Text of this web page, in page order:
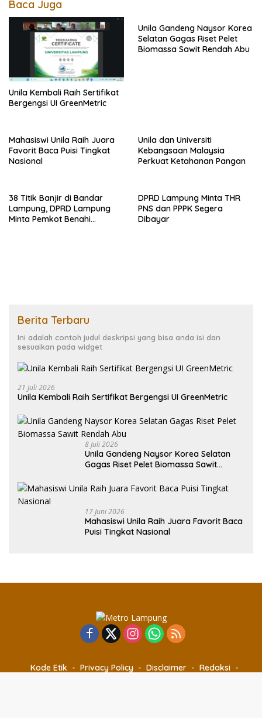
Baca Juga
Unila Kembali Raih Sertifikat
Bergengsi UI GreenMetric
Unila Gandeng Naysor Korea
Selatan Gagas Riset Pelet
Biomassa Sawit Rendah Abu
Mahasiswi Unila Raih Juara
Favorit Baca Puisi Tingkat
Nasional
Unila dan Universiti
Kebangsaan Malaysia
Perkuat Ketahanan Pangan
38 Titik Banjir di Bandar
Lampung, DPRD Lampung
Minta Pemkot Benahi
DPRD Lampung Minta THR
PNS dan PPPK Segera
Dibayar
Berita Terbaru
Ini adalah contoh judul deskripsi yang bisa anda isi dan
sesuaikan pada widget
21 Juli 2026
Unila Kembali Raih Sertifikat Bergengsi UI GreenMetric
8 Juli 2026
Unila Gandeng Naysor Korea Selatan
Gagas Riset Pelet Biomassa Sawit
17 Juni 2026
Mahasiswi Unila Raih Juara Favorit Baca
Puisi Tingkat Nasional
Kode Etik Privacy Policy Disclaimer
Redaksi